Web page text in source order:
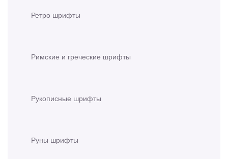
Ретро шрифты
Римские и греческие шрифты
Рукописные шрифты
Руны шрифты